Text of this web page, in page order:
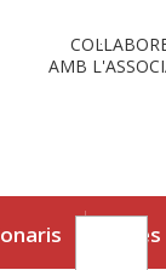
AMB
Eines